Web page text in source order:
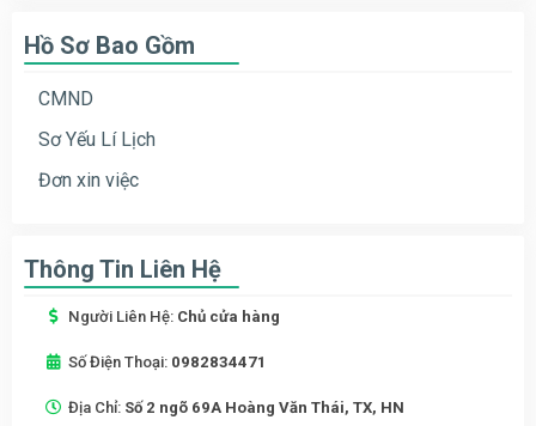
Hồ Sơ Bao Gồm
CMND
Sơ Yếu Lí Lịch
Đơn xin việc
Thông Tin Liên Hệ
Người Liên Hệ: Chủ cửa hàng
Số Điện Thoại: 0982834471
Địa Chỉ: Số 2 ngõ 69A Hoàng Văn Thái, TX, HN